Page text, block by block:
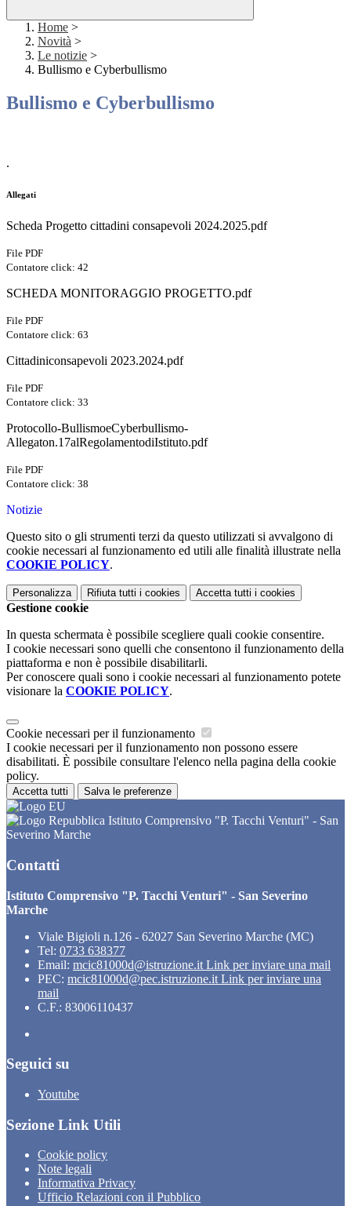
Home >
Novità >
Le notizie >
Bullismo e Cyberbullismo
Bullismo e Cyberbullismo
.
Allegati
Scheda Progetto cittadini consapevoli 2024.2025.pdf
File PDF
Contatore click: 42
SCHEDA MONITORAGGIO PROGETTO.pdf
File PDF
Contatore click: 63
Cittadiniconsapevoli 2023.2024.pdf
File PDF
Contatore click: 33
Protocollo-BullismoeCyberbullismo-
Allegaton.17alRegolamentodiIstituto.pdf
File PDF
Contatore click: 38
Notizie
Questo sito o gli strumenti terzi da questo utilizzati si avvalgono di
cookie necessari al funzionamento ed utili alle finalità illustrate nella
COOKIE POLICY.
Personalizza Rifiuta tutti i cookies Accetta tutti i cookies
Gestione cookie
In questa schermata è possibile scegliere quali cookie consentire.
I cookie necessari sono quelli che consentono il funzionamento della
piattaforma e non è possibile disabilitarli.
Per conoscere quali sono i cookie necessari al funzionamento potete
visionare la COOKIE POLICY.
Cookie necessari per il funzionamento
I cookie necessari per il funzionamento non possono essere
disabilitati. È possibile consultare l'elenco nella pagina della cookie
policy.
Accetta tutti Salva le preferenze
Istituto Comprensivo "P. Tacchi Venturi" - San
Severino Marche
Contatti
Istituto Comprensivo "P. Tacchi Venturi" - San Severino
Marche
Viale Bigioli n.126 - 62027 San Severino Marche (MC)
Tel: 0733 638377
Email: mcic81000d@istruzione.it Link per inviare una mail
PEC: mcic81000d@pec.istruzione.it Link per inviare una
mail
C.F.: 83006110437
Seguici su
Youtube
Sezione Link Utili
Cookie policy
Note legali
Informativa Privacy
Ufficio Relazioni con il Pubblico